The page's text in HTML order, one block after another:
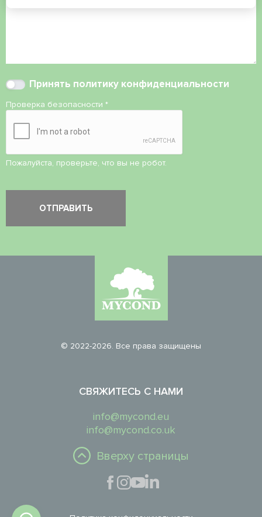
Принять политику конфиденциальности
Проверка безопасности *
Пожалуйста, проверьте, что вы не робот.
© 2022-2026. Все права защищены
СВЯЖИТЕСЬ С НАМИ
info@mycond.eu
info@mycond.co.uk
Вверху страницы